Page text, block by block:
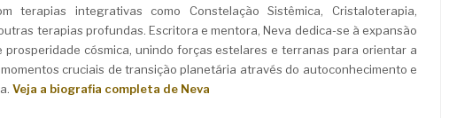
terapias integrativas como Constelação Sistêmica, Cristaloterapia,
terapias profundas. Escritora e mentora, Neva dedica-se à expansão
prosperidade cósmica, unindo forças estelares e terranas para orientar a
cruciais de transição planetária através do autoconhecimento e
Veja a biografia completa de Neva